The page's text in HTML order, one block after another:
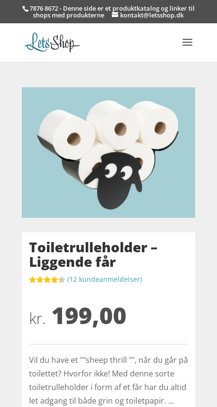
7876 8672 - Denne side er et produktkatalog og linker til
shops med produkterne kontakt@letsshop.dk
Toiletrulleholder –
Liggende får
på
kundebedø
(12 kundeanmeldelser)
kr. 199,00
Vil du have et ""sheep thrill "", når du går på
toilettet? Hvorfor ikke! Med denne sorte
toiletrulleholder i form af et får har du altid
let adgang til både grin og toiletpapir. …